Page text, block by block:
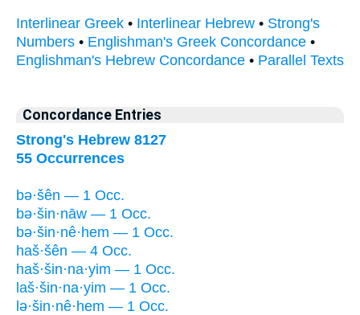
Interlinear Greek • Interlinear Hebrew • Strong's
Numbers • Englishman's Greek Concordance •
Englishman's Hebrew Concordance • Parallel Texts
Concordance Entries
Strong's Hebrew 8127
55 Occurrences
bə·šên — 1 Occ.
bə·šin·nāw — 1 Occ.
bə·šin·nê·hem — 1 Occ.
haš·šên — 4 Occ.
haš·šin·na·yim — 1 Occ.
laš·šin·na·yim — 1 Occ.
lə·šin·nê·hem — 1 Occ.